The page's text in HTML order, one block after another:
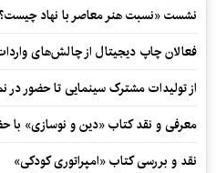
نشست «نسبت هنر معاصر با نهاد
فعالان چاپ دیجیتال از چالش‌های
از تولیدات مشترک سینمایی تا حضور در
معرفی و نقد کتاب «دین و نوسازی»
نقد و بررسی کتاب «امپراتوری کودکی»